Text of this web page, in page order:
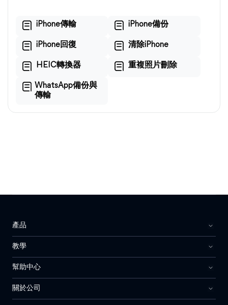
iPhone傳輸 iPhone備份
iPhone回復 清除iPhone
HEIC轉換器 重複照片刪除
WhatsApp備份與
傳輸
產品
教學
幫助中心
關於公司